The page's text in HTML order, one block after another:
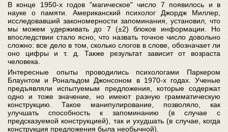
В конце 1950-х годов "магическое" число 7 появилось и в
науке о памяти. Американский психолог Джордж Миллер,
исследовавший закономерности запоминания, установил, что
мы можем удерживать до 7 (±2) блоков информации. Но
впоследствии стало ясно, что назвать точное число довольно
сложно: все дело в том, сколько слогов в слове, обозначает ли
оно цифры и т. д. Также результат зависит от возраста
человека.
Интересные опыты проводились психологами Паркером
Блаунтом и Рональдом Джонсоном в 1970-х годах. Ученые
предъявляли испытуемым предложения, которые содержат
одно и тоже значение, но имеют разную грамматическую
конструкцию. Такое манипулирование, позволяло, как
улучшать способность к запоминанию (в случае с
предсказуемой конструкцией), так и ухудшать (в случае, когда
конструкция предложения была необычной).